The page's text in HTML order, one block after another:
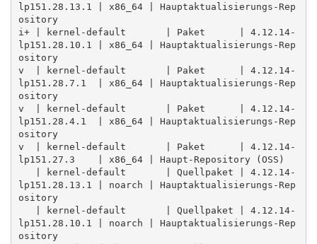
lp151.28.13.1 | x86_64 | Hauptaktualisierungs-Rep
ository
i+ | kernel-default       | Paket      | 4.12.14-
lp151.28.10.1 | x86_64 | Hauptaktualisierungs-Rep
ository
v  | kernel-default       | Paket      | 4.12.14-
lp151.28.7.1  | x86_64 | Hauptaktualisierungs-Rep
ository
v  | kernel-default       | Paket      | 4.12.14-
lp151.28.4.1  | x86_64 | Hauptaktualisierungs-Rep
ository
v  | kernel-default       | Paket      | 4.12.14-
lp151.27.3    | x86_64 | Haupt-Repository (OSS)
lp151.28.13.1 | noarch | Hauptaktualisierungs-Rep
ository
lp151.28.10.1 | noarch | Hauptaktualisierungs-Rep
ository